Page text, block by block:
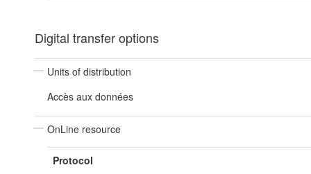
Digital transfer options
Units of distribution
Accès aux données
OnLine resource
Protocol